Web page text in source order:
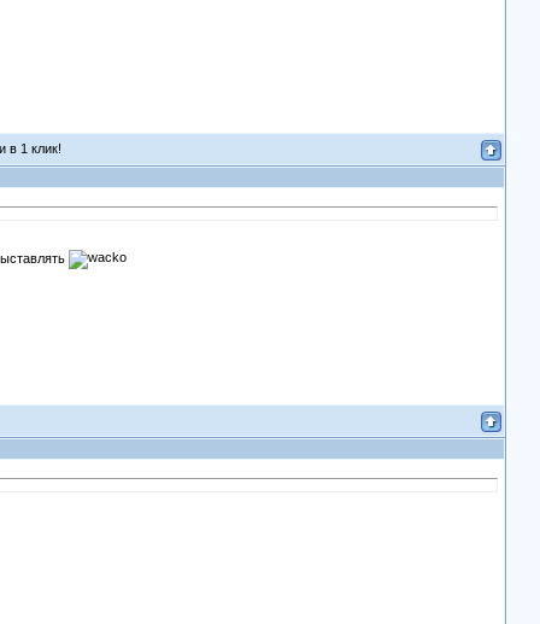
в 1 клик!